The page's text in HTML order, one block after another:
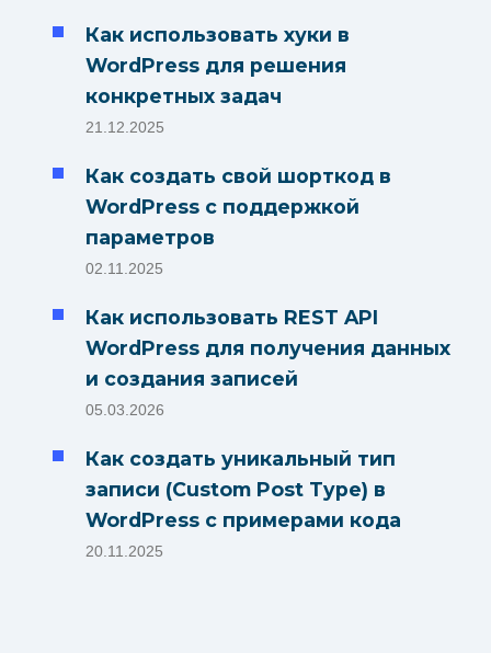
Как использовать хуки в
WordPress для решения
конкретных задач
21.12.2025
Как создать свой шорткод в
WordPress с поддержкой
параметров
02.11.2025
Как использовать REST API
WordPress для получения данных
и создания записей
05.03.2026
Как создать уникальный тип
записи (Custom Post Type) в
WordPress с примерами кода
20.11.2025